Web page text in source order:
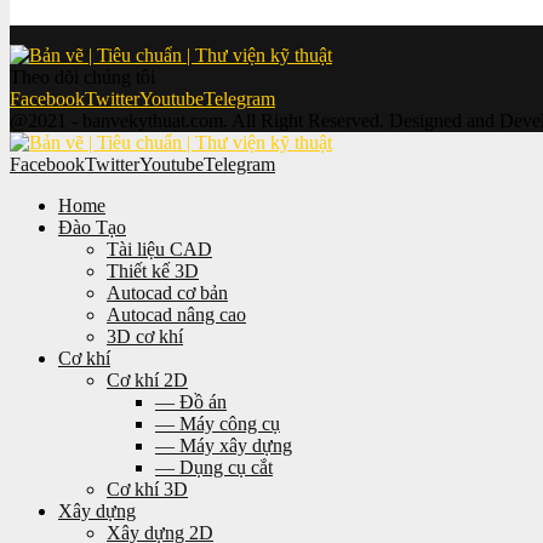
FacebookTwitterYoutubeTelegram
FacebookTwitterYoutubeTelegram
Home
Đào Tạo
Tài liệu CAD
Thiết kế 3D
Autocad cơ bản
Autocad nâng cao
3D cơ khí
Cơ khí
Cơ khí 2D
— Đồ án
— Máy công cụ
— Máy xây dựng
— Dụng cụ cắt
Cơ khí 3D
Xây dựng
Xây dựng 2D